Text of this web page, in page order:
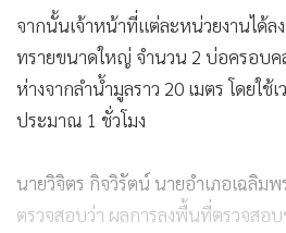
ห่างจากลำน้ำมูลราว 20 เมตร โดยใช้
ประมาณ 1 ชั่วโมง
นายวิจิตร กิจวิรัตน์ นายอำเภอเฉลิมพ
บ่อทรายของ บริษัท ทรายสยามอุตสา
บุกรุกพื้นที่ป่าสงวนแห่งชาติ จำนวน